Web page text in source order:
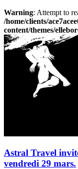
Warning: Attempt to
/home/clients/
content/themes/
Astral Travel
vendredi 29 mars.